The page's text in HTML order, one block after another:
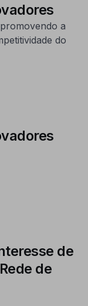
a
do
de
de